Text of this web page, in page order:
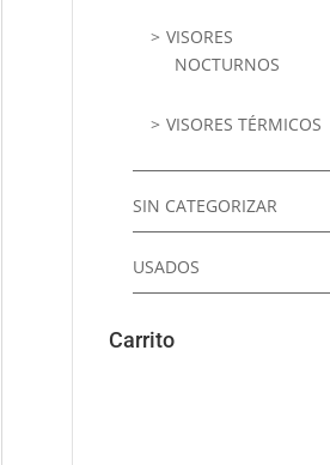
VISORES
NOCTURNOS
VISORES TÉRMICOS
SIN CATEGORIZAR
USADOS
Carrito